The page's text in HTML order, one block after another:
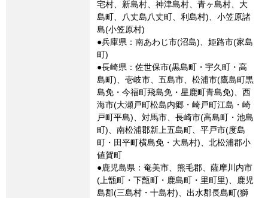
宅村、新島村、神津島村、青ヶ島村、大
島町、八丈島八丈町、利島村)、小笠原諸
島(小笠原村)
●兵庫県：南あわじ市(沼島)、姫路市(家島
町)
●長崎県：佐世保市(黒島町・宇久町・高
島町)、壱岐市、五島市、松浦市(鷹島町黒
島免・今福町飛島免・星鹿町青島免)、西
海市(大瀬戸町松島内郷・崎戸町江島・崎
戸町平島)、対馬市、長崎市(高島町・池島
町)、南松浦郡新上五島町、平戸市(度島
町・田平町横島免・大島村)、北松浦郡小
値賀町
●鹿児島県：奄美市、熊毛郡、薩摩川内市
(上甑町・下甑町・鹿島町・里町里)、鹿児
島郡(三島村・十島村)、出水郡長島町(獅